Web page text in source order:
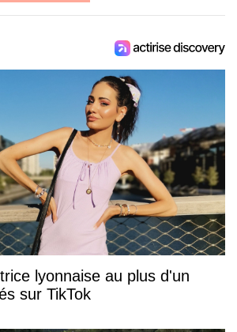
lyonnaise au plus d'un
sur TikTok